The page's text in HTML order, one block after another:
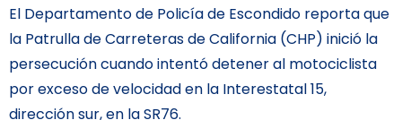
El Departamento de Policía de Escondido reporta que
la Patrulla de Carreteras de California (CHP) inició la
persecución cuando intentó detener al motociclista
por exceso de velocidad en la Interestatal 15,
dirección sur, en la SR76.